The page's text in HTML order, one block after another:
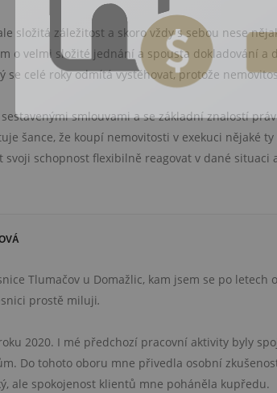
složitá záležitost a skoro vždy s sebou nese
o velmi složité jednání a spousta dokladování a
se celé roky odmítá vystěhovat, protože
smlouvami a se základní znalostí
šance, že koupí nemovitosti v exekuci nějaké
svoji schopnost flexibilně reagovat v dané
Tlumačov u Domažlic, kam jsem se po
prostě miluji.
2020. I mé předchozí pracovní aktivity byly
Do tohoto oboru mne přivedla osobní
ale spokojenost klientů mne poháněla kupředu.